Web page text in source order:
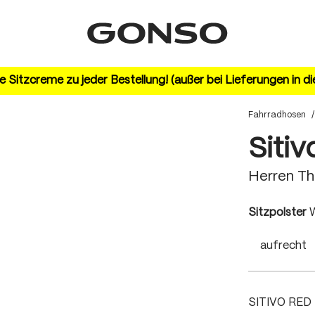
Sitzcreme zu jeder Bestellung! (außer bei Lieferungen in
Fahrradhosen /
Herren
Sitzpolster
aufrecht
SITIVO RED